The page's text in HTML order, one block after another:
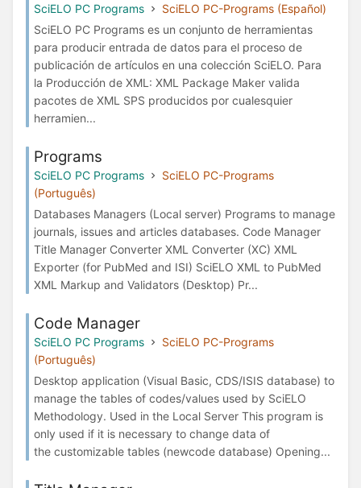
SciELO PC Programs
SciELO PC-Programs (Español)
SciELO PC Programs es un conjunto de herramientas
para producir entrada de datos para el proceso de
publicación de artículos en una colección SciELO. Para
la Producción de XML: XML Package Maker valida
pacotes de XML SPS producidos por cualesquier
herramien...
Programs
SciELO PC Programs
SciELO PC-Programs
(Português)
Databases Managers (Local server) Programs to manage
journals, issues and articles databases. Code Manager
Title Manager Converter XML Converter (XC) XML
Exporter (for PubMed and ISI) SciELO XML to PubMed
XML Markup and Validators (Desktop) Pr...
Code Manager
SciELO PC Programs
SciELO PC-Programs
(Português)
Desktop application (Visual Basic, CDS/ISIS database) to
manage the tables of codes/values used by SciELO
Methodology. Used in the Local Server This program is
only used if it is necessary to change data of
the customizable tables (newcode database) Opening...